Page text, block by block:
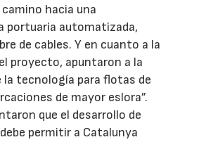
hacia una
portuaria automatizada,
de cables. Y en cuanto a la
proyecto, apuntaron a la
la tecnología para flotas de
de mayor eslora”.
que el desarrollo de
permitir a Catalunya